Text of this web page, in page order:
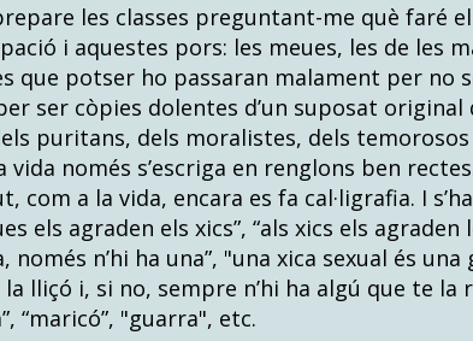
les classes preguntant-me què faré
i aquestes pors: les meues, les de les
que potser ho passaran malament per no
ser còpies dolentes d’un suposat
puritans, dels moralistes, dels
vida només s’escriga en renglons ben
com a la vida, encara es fa cal·ligrafia. I
els agraden els xics”, “als xics els agraden
només n’hi ha una”, "una xica sexual és
lliçó i, si no, sempre n’hi ha algú que te la
“maricó”, "guarra", etc.